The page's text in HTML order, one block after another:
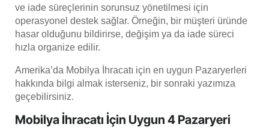
ve iade süreçlerinin sorunsuz yönetilmesi için
operasyonel destek sağlar. Örneğin, bir müşteri üründe
hasar olduğunu bildirirse, değişim ya da iade süreci
hızla organize edilir.
Amerika’da Mobilya İhracatı için en uygun Pazaryerleri
hakkında bilgi almak isterseniz, bir sonraki yazımıza
geçebilirsiniz.
Mobilya İhracatı İçin Uygun 4 Pazaryeri